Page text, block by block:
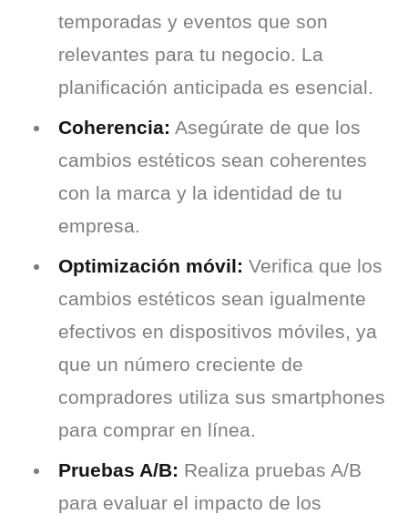
temporadas y eventos que son
relevantes para tu negocio. La
planificación anticipada es esencial.
Coherencia: Asegúrate de que los
cambios estéticos sean coherentes
con la marca y la identidad de tu
empresa.
Optimización móvil: Verifica que los
cambios estéticos sean igualmente
efectivos en dispositivos móviles, ya
que un número creciente de
compradores utiliza sus smartphones
para comprar en línea.
Pruebas A/B: Realiza pruebas A/B
para evaluar el impacto de los